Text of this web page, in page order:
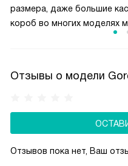
размера, даже большие
короб во многих моделях
Отзывы о модели
Отзывов пока нет, Ваш